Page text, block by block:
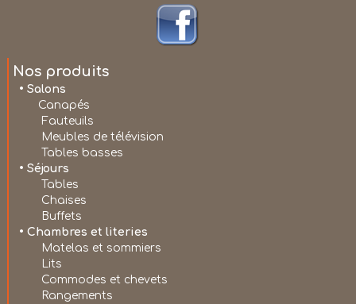
Nos produits
• Salons
Canapés
Fauteuils
Meubles de télévision
Tables basses
• Séjours
Tables
Chaises
Buffets
• Chambres et literies
Matelas et sommiers
Lits
Commodes et chevets
Rangements